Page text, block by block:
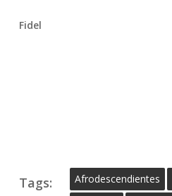
Fidel
Tags: Afrodescendientes